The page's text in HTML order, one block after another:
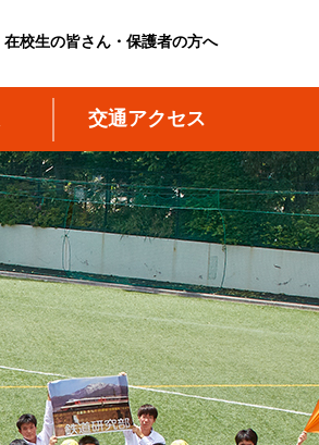
在校生の皆さん・保護者の方へ
交通アクセス